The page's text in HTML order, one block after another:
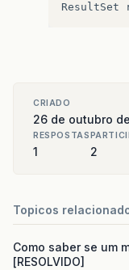
ResultSet
CRIADO
26 de outubro
RESPOSTAS
1 2
Topicos
Como saber se um
[RESOLVIDO]